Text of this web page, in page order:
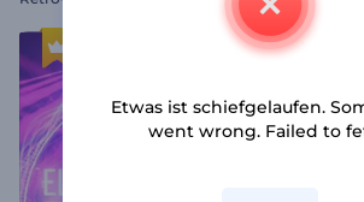
Etwas ist schiefgelaufen.
went wrong. Failed to